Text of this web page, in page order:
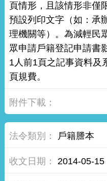
頁情形，且該情形非僅
預設列印文字（如：承
理機關等）。為減輕民
眾申請戶籍登記申請書
1人前1頁之記事資料及
頁規費。
戶籍謄本
2014-05-15